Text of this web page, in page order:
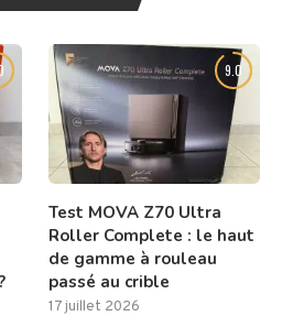
9.0
Test MOVA Z70 Ultra
Roller Complete : le haut
de gamme à rouleau
passé au crible
17 juillet 2026